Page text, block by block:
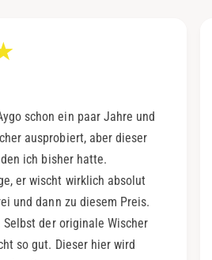
schon ein paar Jahre und
ausprobiert, aber dieser
ich bisher hatte.
er wischt wirklich absolut
und dann zu diesem Preis.
der originale Wischer
so gut. Dieser hier wird